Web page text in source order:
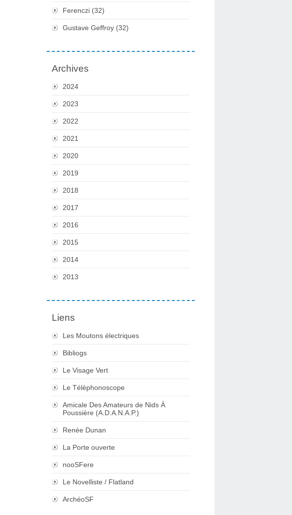
Ferenczi (32)
Gustave Geffroy (32)
Archives
2024
2023
2022
2021
2020
2019
2018
2017
2016
2015
2014
2013
Liens
Les Moutons électriques
Bibliogs
Le Visage Vert
Le Téléphonoscope
Amicale Des Amateurs de Nids À
Poussière (A.D.A.N.A.P.)
Renée Dunan
La Porte ouverte
nooSFere
Le Novelliste / Flatland
ArchéoSF